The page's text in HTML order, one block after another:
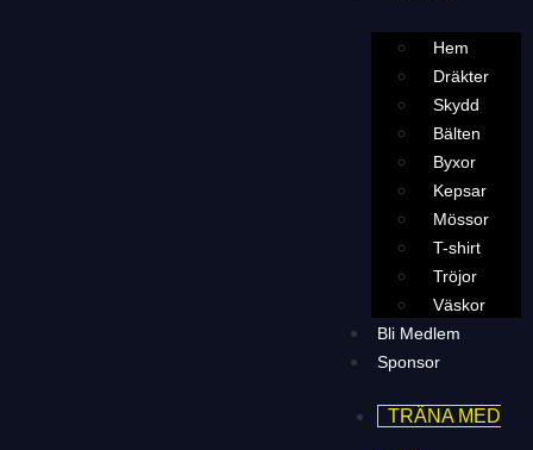
Hem
Dräkter
Skydd
Bälten
Byxor
Kepsar
Mössor
T-shirt
Tröjor
Väskor
Bli Medlem
Sponsor
TRÄNA MED